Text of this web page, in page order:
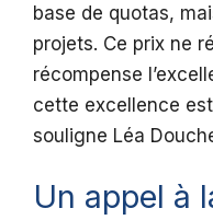
base de quotas,
projets. Ce prix ne
récompense
cette excellence
souligne Léa
Un appel à